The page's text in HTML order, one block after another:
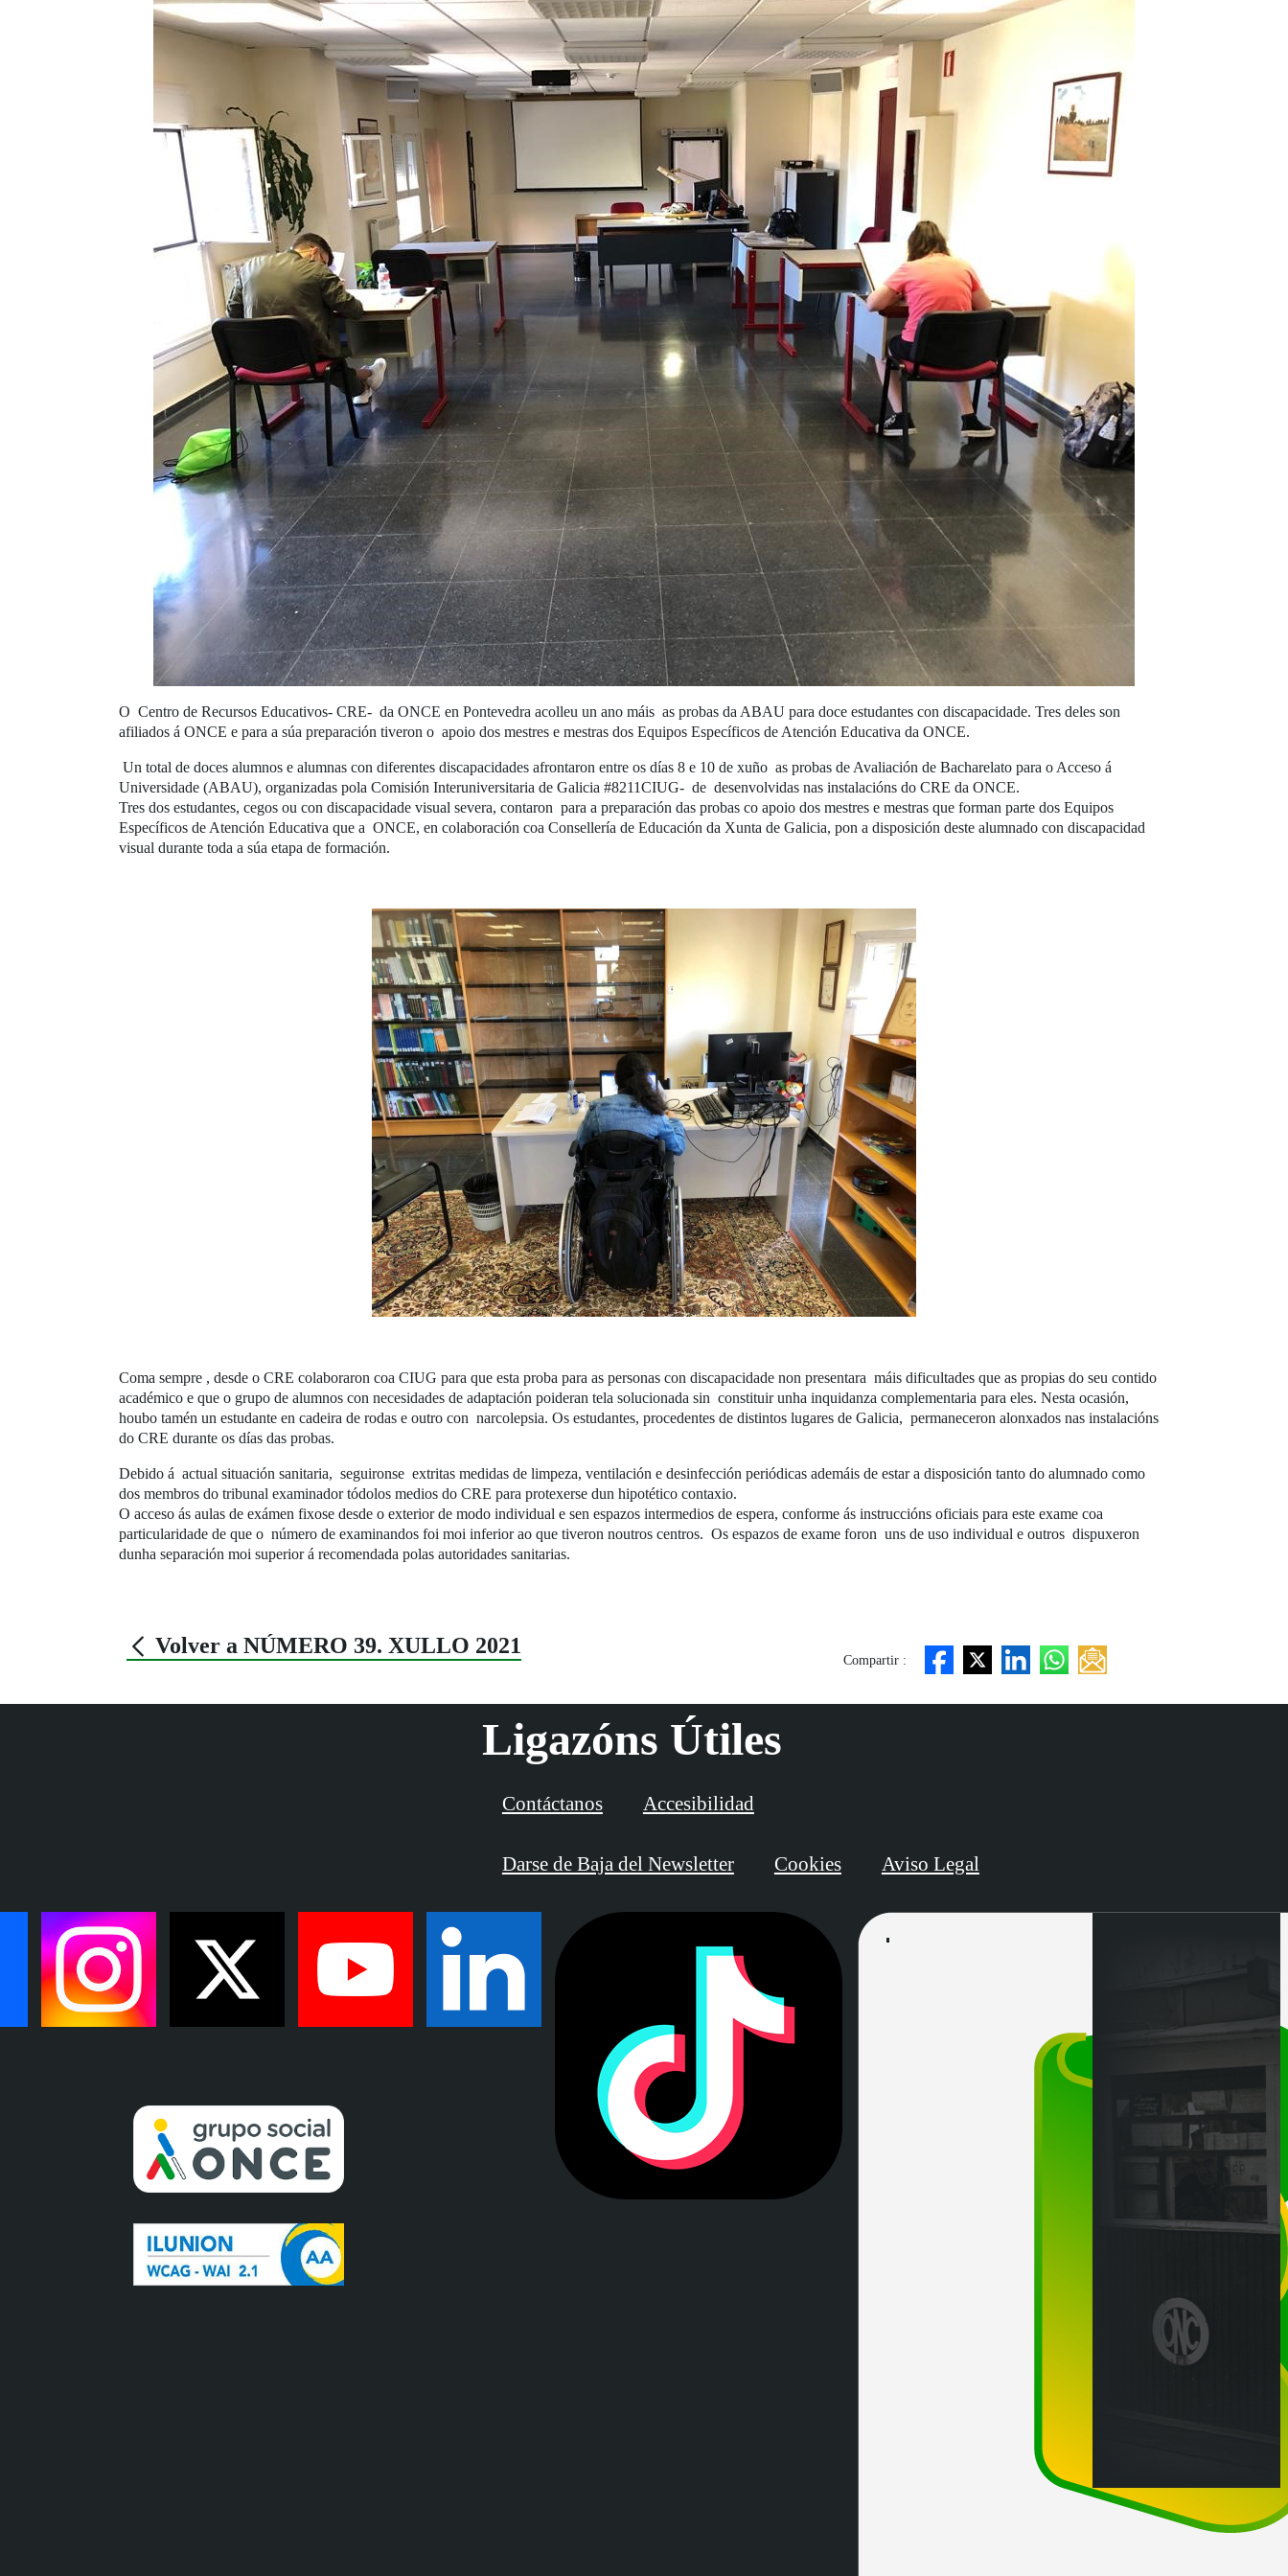
O Centro de Recursos Educativos- CRE- da ONCE en Pontevedra acolleu un ano máis as probas da ABAU para doce estudantes con discapacidade. Tres deles son
afiliados á ONCE e para a súa preparación tiveron o apoio dos mestres e mestras dos Equipos Específicos de Atención Educativa da ONCE.
Un total de doces alumnos e alumnas con diferentes discapacidades afrontaron entre os días 8 e 10 de xuño as probas de Avaliación de Bacharelato para o Acceso á
Universidade (ABAU), organizadas pola Comisión Interuniversitaria de Galicia #8211CIUG- de desenvolvidas nas instalacións do CRE da ONCE.
Tres dos estudantes, cegos ou con discapacidade visual severa, contaron para a preparación das probas co apoio dos mestres e mestras que forman parte dos Equipos
Específicos de Atención Educativa que a ONCE, en colaboración coa Consellería de Educación da Xunta de Galicia, pon a disposición deste alumnado con discapacidad
visual durante toda a súa etapa de formación.
Coma sempre , desde o CRE colaboraron coa CIUG para que esta proba para as personas con discapacidade non presentara máis dificultades que as propias do seu contido
académico e que o grupo de alumnos con necesidades de adaptación poideran tela solucionada sin constituir unha inquidanza complementaria para eles. Nesta ocasión,
houbo tamén un estudante en cadeira de rodas e outro con narcolepsia. Os estudantes, procedentes de distintos lugares de Galicia, permaneceron alonxados nas instalacións
do CRE durante os días das probas.
Debido á actual situación sanitaria, seguironse extritas medidas de limpeza, ventilación e desinfección periódicas ademáis de estar a disposición tanto do alumnado como
dos membros do tribunal examinador tódolos medios do CRE para protexerse dun hipotético contaxio.
O acceso ás aulas de exámen fixose desde o exterior de modo individual e sen espazos intermedios de espera, conforme ás instruccións oficiais para este exame coa
particularidade de que o número de examinandos foi moi inferior ao que tiveron noutros centros. Os espazos de exame foron uns de uso individual e outros dispuxeron
dunha separación moi superior á recomendada polas autoridades sanitarias.
Volver a NÚMERO 39. XULLO 2021
Compartir :
Ligazóns Útiles
Contáctanos Accesibilidad
Darse de Baja del Newsletter Cookies Aviso Legal